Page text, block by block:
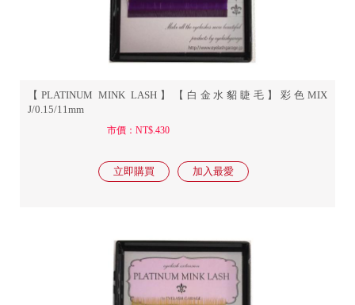
【PLATINUM MINK LASH】【白金水貂睫毛】彩色MIX
J/0.15/11mm
市價：NT$.430